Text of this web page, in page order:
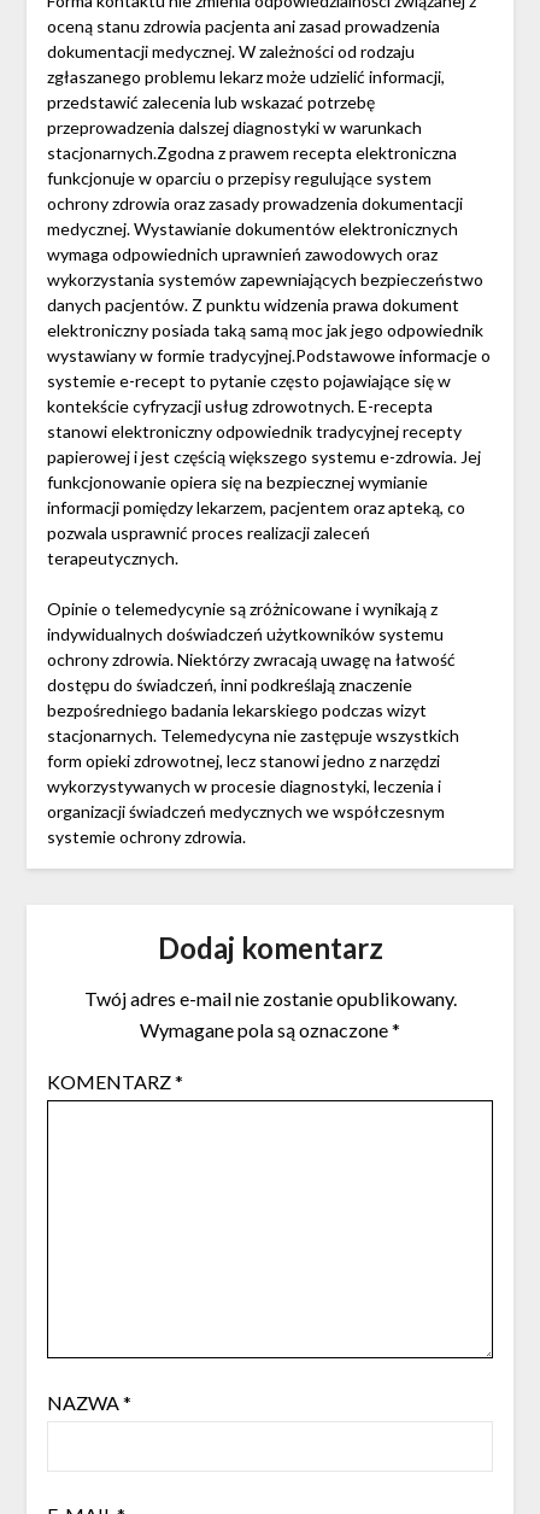
oceną stanu zdrowia pacjenta ani zasad prowadzenia
dokumentacji medycznej. W zależności od rodzaju
zgłaszanego problemu lekarz może udzielić informacji,
przedstawić zalecenia lub wskazać potrzebę
przeprowadzenia dalszej diagnostyki w warunkach
stacjonarnych.Zgodna z prawem recepta elektroniczna
funkcjonuje w oparciu o przepisy regulujące system
ochrony zdrowia oraz zasady prowadzenia dokumentacji
medycznej. Wystawianie dokumentów elektronicznych
wymaga odpowiednich uprawnień zawodowych oraz
wykorzystania systemów zapewniających bezpieczeństwo
danych pacjentów. Z punktu widzenia prawa dokument
elektroniczny posiada taką samą moc jak jego odpowiednik
wystawiany w formie tradycyjnej.Podstawowe informacje o
systemie e-recept to pytanie często pojawiające się w
kontekście cyfryzacji usług zdrowotnych. E-recepta
stanowi elektroniczny odpowiednik tradycyjnej recepty
papierowej i jest częścią większego systemu e-zdrowia. Jej
funkcjonowanie opiera się na bezpiecznej wymianie
informacji pomiędzy lekarzem, pacjentem oraz apteką, co
pozwala usprawnić proces realizacji zaleceń
terapeutycznych.
Opinie o telemedycynie są zróżnicowane i wynikają z
indywidualnych doświadczeń użytkowników systemu
ochrony zdrowia. Niektórzy zwracają uwagę na łatwość
dostępu do świadczeń, inni podkreślają znaczenie
bezpośredniego badania lekarskiego podczas wizyt
stacjonarnych. Telemedycyna nie zastępuje wszystkich
form opieki zdrowotnej, lecz stanowi jedno z narzędzi
wykorzystywanych w procesie diagnostyki, leczenia i
organizacji świadczeń medycznych we współczesnym
systemie ochrony zdrowia.
Dodaj komentarz
Twój adres e-mail nie zostanie opublikowany.
Wymagane pola są oznaczone*
KOMENTARZ*
NAZWA*